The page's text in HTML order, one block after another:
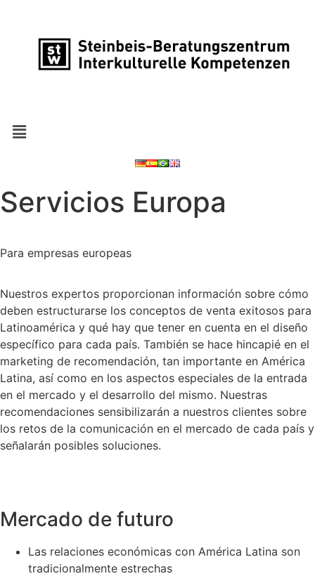
Servicios Europa
Para empresas europeas
Nuestros expertos proporcionan información sobre cómo
deben estructurarse los conceptos de venta exitosos para
Latinoamérica y qué hay que tener en cuenta en el diseño
específico para cada país. También se hace hincapié en el
marketing de recomendación, tan importante en América
Latina, así como en los aspectos especiales de la entrada
en el mercado y el desarrollo del mismo. Nuestras
recomendaciones sensibilizarán a nuestros clientes sobre
los retos de la comunicación en el mercado de cada país y
señalarán posibles soluciones.
Mercado de futuro
Las relaciones económicas con América Latina son
tradicionalmente estrechas